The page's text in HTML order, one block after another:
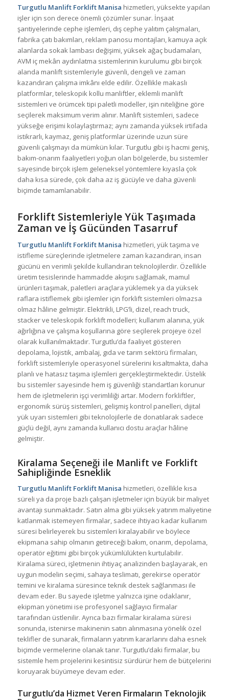
Turgutlu Manlift Forklift Manisa hizmetleri, yüksekte yapılan
işler için son derece önemli çözümler sunar. İnşaat
şantiyelerinde cephe işlemleri, dış cephe yalıtım çalışmaları,
fabrika çatı bakımları, reklam panosu montajları, kamuya açık
alanlarda sokak lambası değişimi, yüksek ağaç budamaları,
AVM iç mekân aydınlatma sistemlerinin kurulumu gibi birçok
alanda manlift sistemleriyle güvenli, dengeli ve zaman
kazandıran çalışma imkânı elde edilir. Özellikle makaslı
platformlar, teleskopik kollu manliftler, eklemli manlift
sistemleri ve örümcek tipi paletli modeller, işin niteliğine göre
seçilerek maksimum verim alınır. Manlift sistemleri, sadece
yükseğe erişimi kolaylaştırmaz; aynı zamanda yüksek irtifada
istikrarlı, kaymaz, geniş platformlar üzerinde uzun süre
güvenli çalışmayı da mümkün kılar. Turgutlu gibi iş hacmi geniş,
bakım-onarım faaliyetleri yoğun olan bölgelerde, bu sistemler
sayesinde birçok işlem geleneksel yöntemlere kıyasla çok
daha kısa sürede, çok daha az iş gücüyle ve daha güvenli
biçimde tamamlanabilir.
Forklift Sistemleriyle Yük Taşımada
Zaman ve İş Gücünden Tasarruf
Turgutlu Manlift Forklift Manisa hizmetleri, yük taşıma ve
istifleme süreçlerinde işletmelere zaman kazandıran, insan
gücünü en verimli şekilde kullandıran teknolojilerdir. Özellikle
üretim tesislerinde hammadde akışını sağlamak, mamul
ürünleri taşımak, paletleri araçlara yüklemek ya da yüksek
raflara istiflemek gibi işlemler için forklift sistemleri olmazsa
olmaz hâline gelmiştir. Elektrikli, LPG’li, dizel, reach truck,
stacker ve teleskopik forklift modelleri; kullanım alanına, yük
ağırlığına ve çalışma koşullarına göre seçilerek projeye özel
olarak kullanılmaktadır. Turgutlu’da faaliyet gösteren
depolama, lojistik, ambalaj, gıda ve tarım sektörü firmaları,
forklift sistemleriyle operasyonel sürelerini kısaltmakta, daha
planlı ve hatasız taşıma işlemleri gerçekleştirmektedir. Üstelik
bu sistemler sayesinde hem iş güvenliği standartları korunur
hem de işletmelerin işçi verimliliği artar. Modern forkliftler,
ergonomik sürüş sistemleri, gelişmiş kontrol panelleri, dijital
yük uyarı sistemleri gibi teknolojilerle de donatılarak sadece
güçlü değil, aynı zamanda kullanıcı dostu araçlar hâline
gelmiştir.
Kiralama Seçeneği ile Manlift ve Forklift
Sahipliğinde Esneklik
Turgutlu Manlift Forklift Manisa hizmetleri, özellikle kısa
süreli ya da proje bazlı çalışan işletmeler için büyük bir maliyet
avantajı sunmaktadır. Satın alma gibi yüksek yatırım maliyetine
katlanmak istemeyen firmalar, sadece ihtiyacı kadar kullanım
süresi belirleyerek bu sistemleri kiralayabilir ve böylece
ekipmana sahip olmanın getireceği bakım, onarım, depolama,
operatör eğitimi gibi birçok yükümlülükten kurtulabilir.
Kiralama süreci, işletmenin ihtiyaç analizinden başlayarak, en
uygun modelin seçimi, sahaya teslimatı, gerekirse operatör
temini ve kiralama süresince teknik destek sağlanması ile
devam eder. Bu sayede işletme yalnızca işine odaklanır,
ekipman yönetimi ise profesyonel sağlayıcı firmalar
tarafından üstlenilir. Ayrıca bazı firmalar kiralama süresi
sonunda, istenirse makinenin satın alınmasına yönelik özel
teklifler de sunarak, firmaların yatırım kararlarını daha esnek
biçimde vermelerine olanak tanır. Turgutlu’daki firmalar, bu
sistemle hem projelerini kesintisiz sürdürür hem de bütçelerini
koruyarak büyümeye devam eder.
Turgutlu’da Hizmet Veren Firmaların Teknolojik